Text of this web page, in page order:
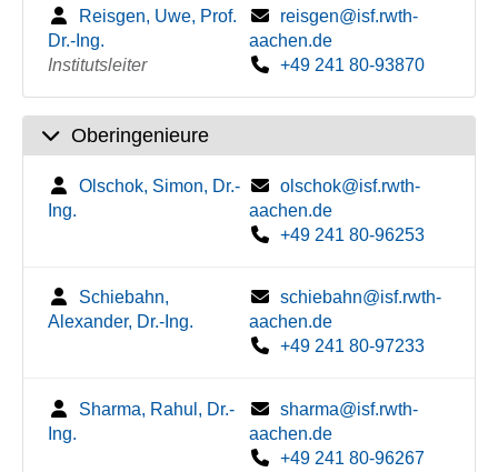
Reisgen, Uwe, Prof.
Dr.-Ing.
Institutsleiter
reisgen@isf.rwth-
aachen.de
+49 241 80-93870
Oberingenieure
Olschok, Simon, Dr.-
Ing.
olschok@isf.rwth-
aachen.de
+49 241 80-96253
Schiebahn,
Alexander, Dr.-Ing.
schiebahn@isf.rwth-
aachen.de
+49 241 80-97233
Sharma, Rahul, Dr.-
Ing.
sharma@isf.rwth-
aachen.de
+49 241 80-96267